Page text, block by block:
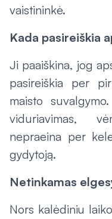
vaistininkė.
Kada pasireiškia
Ji paaiškina, jog
pasireiškia per
maisto
viduriavimas,
nepraeina per
gydytoją.
Netinkamas
Nors kalėdiniu